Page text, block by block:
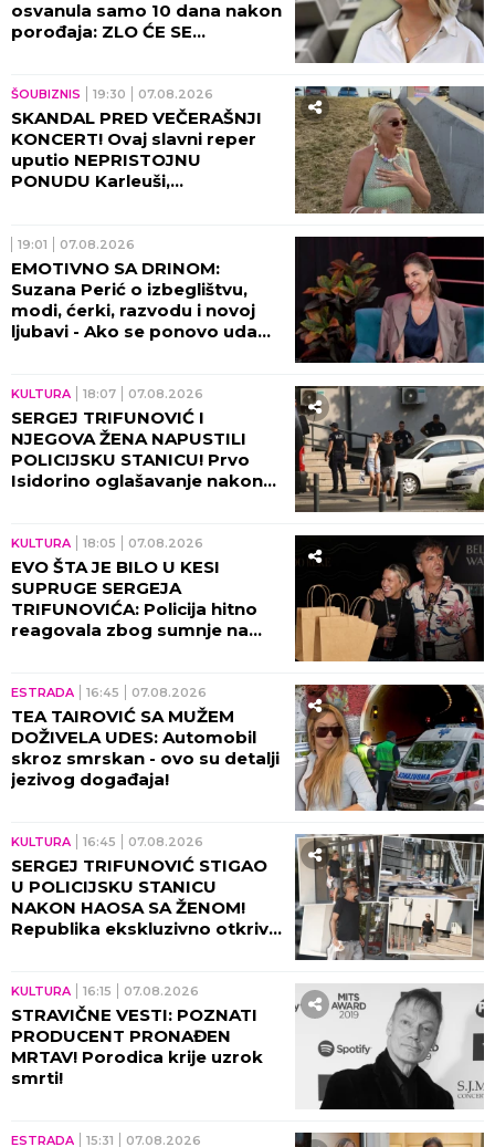
osvanula samo 10 dana nakon
porođaja: ZLO ĆE SE
ŠOUBIZNIS 19:30 07.08.2026
SKANDAL PRED VEČERAŠNJI
KONCERT! Ovaj slavni reper
uputio NEPRISTOJNU
PONUDU Karleuši,
19:01 07.08.2026
EMOTIVNO SA DRINOM:
Suzana Perić o izbeglištvu,
modi, ćerki, razvodu i novoj
ljubavi - Ako se ponovo udam,
KULTURA 18:07 07.08.2026
SERGEJ TRIFUNOVIĆ I
NJEGOVA ŽENA NAPUSTILI
POLICIJSKU STANICU! Prvo
Isidorino oglašavanje nakon
KULTURA 18:05 07.08.2026
EVO ŠTA JE BILO U KESI
SUPRUGE SERGEJA
TRIFUNOVIĆA: Policija hitno
reagovala zbog sumnje na
ESTRADA 16:45 07.08.2026
TEA TAIROVIĆ SA MUŽEM
DOŽIVELA UDES: Automobil
skroz smrskan - ovo su detalji
jezivog događaja!
KULTURA 16:45 07.08.2026
SERGEJ TRIFUNOVIĆ STIGAO
U POLICIJSKU STANICU
NAKON HAOSA SA ŽENOM!
Republika ekskluzivno otkriva
KULTURA 16:15 07.08.2026
STRAVIČNE VESTI: POZNATI
PRODUCENT PRONAĐEN
MRTAV! Porodica krije uzrok
smrti!
ESTRADA 15:31 07.08.2026